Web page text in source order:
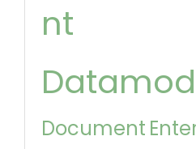
nt
Document